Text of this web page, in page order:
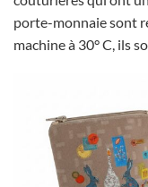
porte-monnaie sont
machine à 30° C, ils